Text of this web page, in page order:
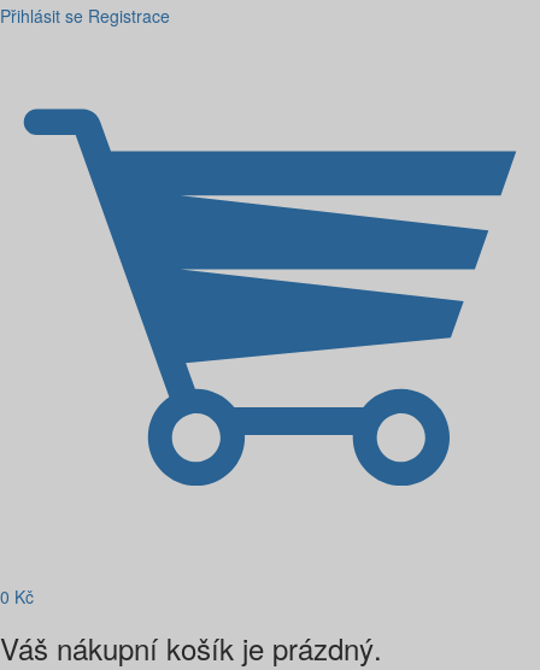
Přihlásit se Registrace
0 Kč
Váš nákupní košík je prázdný.